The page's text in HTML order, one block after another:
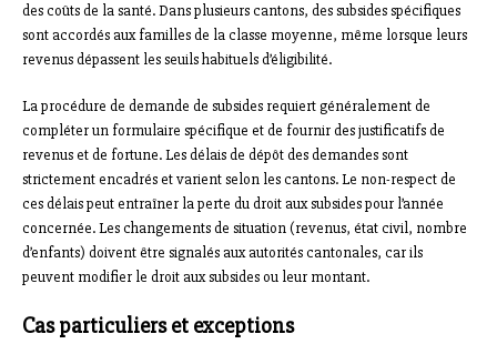
des coûts de la santé. Dans plusieurs cantons, des subsides spécifiques
sont accordés aux familles de la classe moyenne, même lorsque leurs
revenus dépassent les seuils habituels d’éligibilité.
La procédure de demande de subsides requiert généralement de
compléter un formulaire spécifique et de fournir des justificatifs de
revenus et de fortune. Les délais de dépôt des demandes sont
strictement encadrés et varient selon les cantons. Le non-respect de
ces délais peut entraîner la perte du droit aux subsides pour l’année
concernée. Les changements de situation (revenus, état civil, nombre
d’enfants) doivent être signalés aux autorités cantonales, car ils
peuvent modifier le droit aux subsides ou leur montant.
Cas particuliers et exceptions